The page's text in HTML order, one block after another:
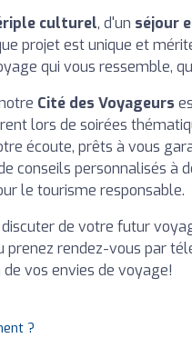
culturel, d'un séjour
projet est unique et
qui vous ressemble,
Cité des Voyageurs
lors de soirées
écoute, prêts à vous
conseils personnalisés à
le tourisme responsable.
de votre futur
prenez rendez-vous par
vos envies de voyage!
?